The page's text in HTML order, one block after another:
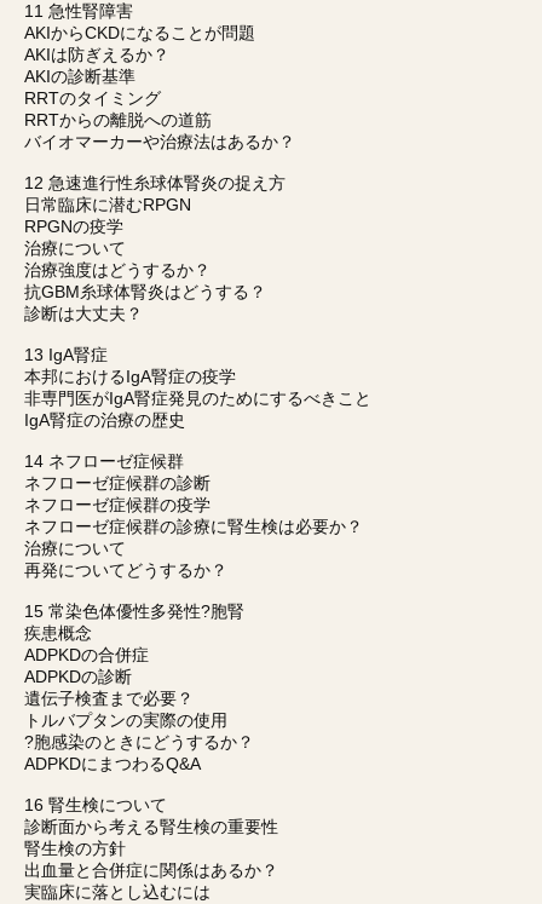
11 急性腎障害
AKIからCKDになることが問題
AKIは防ぎえるか？
AKIの診断基準
RRTのタイミング
RRTからの離脱への道筋
バイオマーカーや治療法はあるか？
12 急速進行性糸球体腎炎の捉え方
日常臨床に潜むRPGN
RPGNの疫学
治療について
治療強度はどうするか？
抗GBM糸球体腎炎はどうする？
診断は大丈夫？
13 IgA腎症
本邦におけるIgA腎症の疫学
非専門医がIgA腎症発見のためにするべきこと
IgA腎症の治療の歴史
14 ネフローゼ症候群
ネフローゼ症候群の診断
ネフローゼ症候群の疫学
ネフローゼ症候群の診療に腎生検は必要か？
治療について
再発についてどうするか？
15 常染色体優性多発性?胞腎
疾患概念
ADPKDの合併症
ADPKDの診断
遺伝子検査まで必要？
トルバプタンの実際の使用
?胞感染のときにどうするか？
ADPKDにまつわるQ&A
16 腎生検について
診断面から考える腎生検の重要性
腎生検の方針
出血量と合併症に関係はあるか？
実臨床に落とし込むには